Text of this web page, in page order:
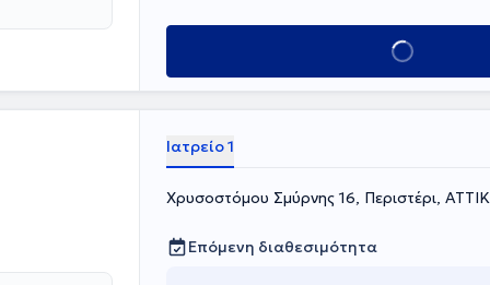
του
Κλείσε ραντεβού
Ιατρείο 1
Χρυσοστόμου Σμύρνης 16, Περιστέρι,
Επόμενη διαθεσιμότητα